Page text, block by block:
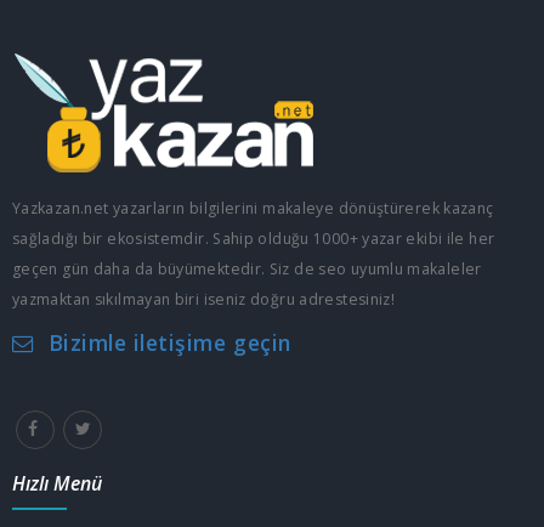
Yazkazan.net yazarların bilgilerini makaleye dönüştürerek kazanç
sağladığı bir ekosistemdir. Sahip olduğu 1000+ yazar ekibi ile her
geçen gün daha da büyümektedir. Siz de seo uyumlu makaleler
yazmaktan sıkılmayan biri iseniz doğru adrestesiniz!
Bizimle iletişime geçin
Hızlı Menü